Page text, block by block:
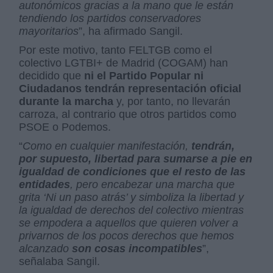
autonómicos gracias a la mano que le están
tendiendo los partidos conservadores
mayoritarios”, ha afirmado Sangil.
Por este motivo, tanto FELTGB como el
colectivo LGTBI+ de Madrid (COGAM) han
decidido que ni el Partido Popular ni
Ciudadanos tendrán representación oficial
durante la marcha y, por tanto, no llevarán
carroza, al contrario que otros partidos como
PSOE o Podemos.
“Como en cualquier manifestación, tendrán,
por supuesto, libertad para sumarse a pie en
igualdad de condiciones que el resto de las
entidades, pero encabezar una marcha que
grita ‘Ni un paso atrás’ y simboliza la libertad y
la igualdad de derechos del colectivo mientras
se empodera a aquellos que quieren volver a
privarnos de los pocos derechos que hemos
alcanzado son cosas incompatibles”,
señalaba Sangil.